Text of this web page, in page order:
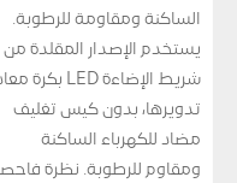
الساكنة ومقاومة للرطوبة.
يستخدم الإصدار المقلدة من
شريط الإضاءة LED بكرة معاد
تدويرها، بدون كيس تغليف
مضاد للكهرباء الساكنة
ومقاوم للرطوبة. نظرة فاحصة